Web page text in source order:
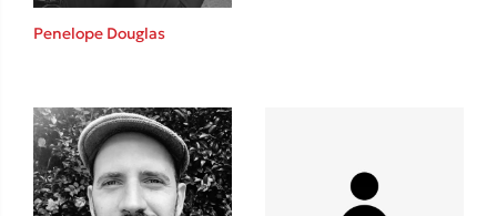
Penelope Douglas